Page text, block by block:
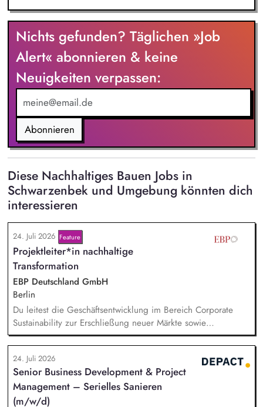
Nichts gefunden? Täglichen »Job
Alert« abonnieren & keine
Neuigkeiten verpassen:
Abonnieren
Diese Nachhaltiges Bauen Jobs in
Schwarzenbek und Umgebung könnten dich
interessieren
24. Juli 2026 Feature
Projektleiter*in nachhaltige
Transformation
EBP Deutschland GmbH
Berlin
Du leitest die Geschäftsentwicklung im Bereich Corporate
Sustainability zur Erschließung neuer Märkte sowie
Entwicklung von Geschäftsmodellen. Dabei arbeitest du eng
mit einem bestehenden Team zusammen und entwickelst
dieses gemeinsam mit erfahrenen Projektleiter*innen weiter.
Zu Deinen Aufgaben gehören vor allem:
Strategieentwicklung: Entwurf und Umsetzung von
Wachstumsstrategie und Geschäftsmodellen, Trendanalysen:
24. Juli 2026
Senior Business Development & Project
Management – Serielles Sanieren
(m/w/d)